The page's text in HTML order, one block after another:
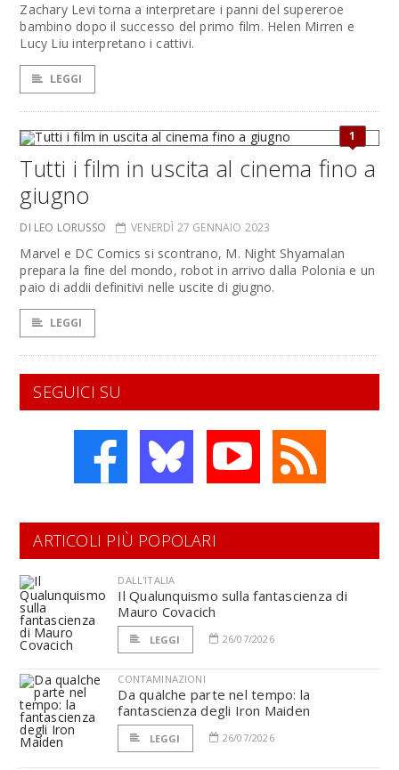
Zachary Levi torna a interpretare i panni del supereroe
bambino dopo il successo del primo film. Helen Mirren e
Lucy Liu interpretano i cattivi.
LEGGI
1
Tutti i film in uscita al cinema fino a
giugno
DI LEO LORUSSO VENERDÌ 27 GENNAIO 2023
Marvel e DC Comics si scontrano, M. Night Shyamalan
prepara la fine del mondo, robot in arrivo dalla Polonia e un
paio di addii definitivi nelle uscite di giugno.
LEGGI
SEGUICI SU
ARTICOLI PIÙ POPOLARI
DALL'ITALIA
Il Qualunquismo sulla fantascienza di
Mauro Covacich
LEGGI 26/07/2026
CONTAMINAZIONI
Da qualche parte nel tempo: la
fantascienza degli Iron Maiden
LEGGI 26/07/2026